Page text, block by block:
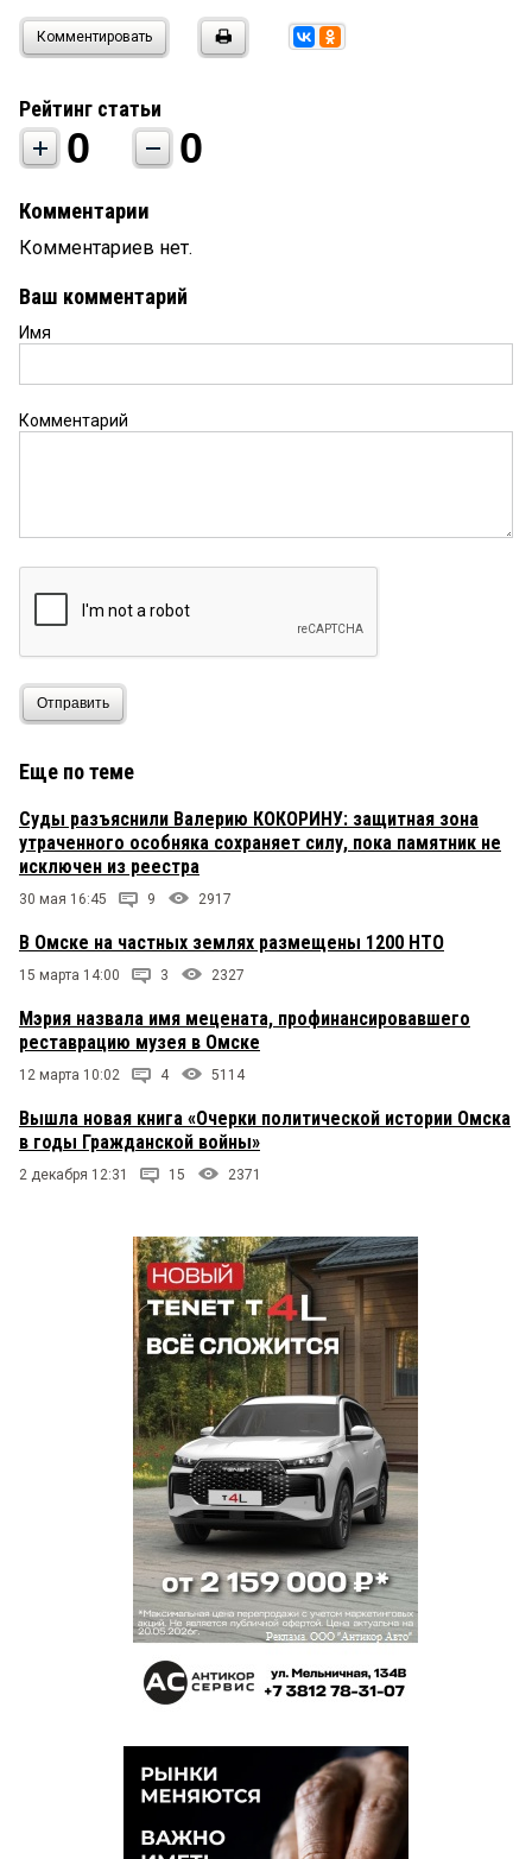
Комментировать
Рейтинг статьи
0 0
Комментарии
Комментариев нет.
Ваш комментарий
Имя
Комментарий
Отправить
Еще по теме
Суды разъяснили Валерию КОКОРИНУ: защитная зона
утраченного особняка сохраняет силу, пока памятник не
исключен из реестра
30 мая 16:45 9 2917
В Омске на частных землях размещены 1200 НТО
15 марта 14:00 3 2327
Мэрия назвала имя мецената, профинансировавшего
реставрацию музея в Омске
12 марта 10:02 4 5114
Вышла новая книга «Очерки политической истории Омска
в годы Гражданской войны»
2 декабря 12:31 15 2371